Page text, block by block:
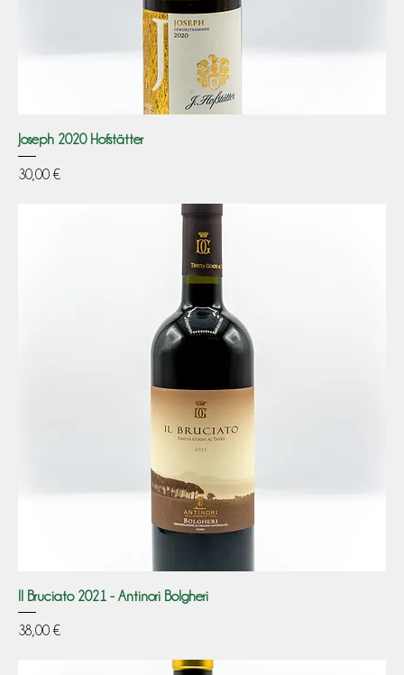
Joseph 2020 Hofstätter
Prezzo
30,00 €
Il Bruciato 2021 - Antinori Bolgheri
Prezzo
38,00 €